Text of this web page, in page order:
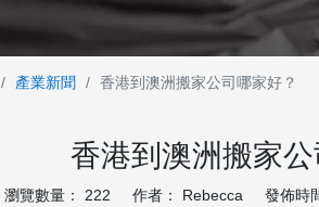
/ 產業新聞 / 香港到澳洲搬家公司哪家好？
香港到澳洲搬家公
瀏覽數量： 222 作者： Rebecca 發佈時